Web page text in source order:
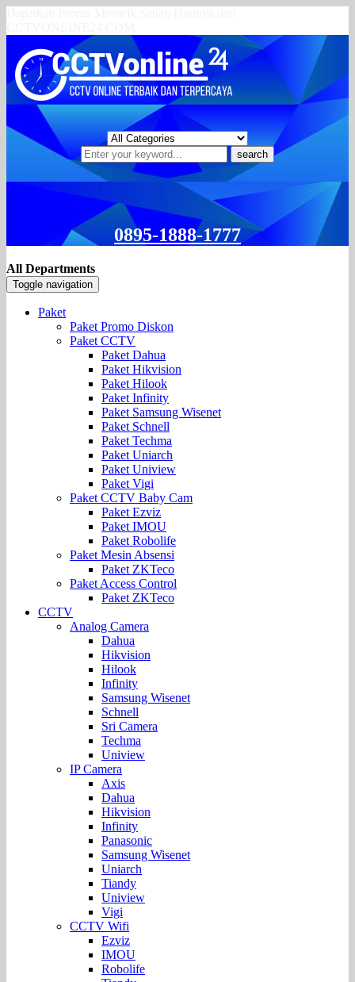
search
0895-1888-1777
All Departments
Toggle navigation
Paket
Paket Promo Diskon
Paket CCTV
Paket Dahua
Paket Hikvision
Paket Hilook
Paket Infinity
Paket Samsung Wisenet
Paket Schnell
Paket Techma
Paket Uniarch
Paket Uniview
Paket Vigi
Paket CCTV Baby Cam
Paket Ezviz
Paket IMOU
Paket Robolife
Paket Mesin Absensi
Paket ZKTeco
Paket Access Control
Paket ZKTeco
CCTV
Analog Camera
Dahua
Hikvision
Hilook
Infinity
Samsung Wisenet
Schnell
Sri Camera
Techma
Uniview
IP Camera
Axis
Dahua
Hikvision
Infinity
Panasonic
Samsung Wisenet
Uniarch
Tiandy
Uniview
Vigi
CCTV Wifi
Ezviz
IMOU
Robolife